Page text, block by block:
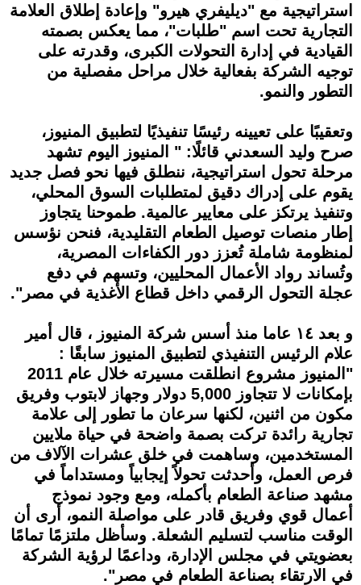
استراتيجية مع "ديليفري هيرو" وإعادة إطلاق العلامة
التجارية تحت اسم "طلبات"، مما يعكس بصمته
القيادية في إدارة التحولات الكبرى، وقدرته على
توجيه الشركة بفعالية خلال مراحل مفصلية من
التطور والنمو.
وتعقيبًا على تعيينه رئيسًا تنفيذيًا لتطبيق المنيوز،
صرح وليد السعدني قائلًا: " المنيوز اليوم تشهد
مرحلة تحول استراتيجية، ننطلق فيها نحو فصل جديد
يقوم على إدراك دقيق لمتطلبات السوق المحلي،
وتنفيذ يرتكز على معايير عالمية. طموحنا يتجاوز
إطار منصات توصيل الطعام التقليدية، فنحن نؤسس
لمنظومة شاملة تُعزز دور الكفاءات المصرية،
وتُساند رواد الأعمال المحليين، وتسهم في دفع
عجلة التحول الرقمي داخل قطاع الأغذية في مصر".
و بعد ١٤ عاما منذ أسس شركة المنيوز ، قال أمير
علام الرئيس التنفيذي لتطبيق المنيوز سابقًا :
"المنيوز مشروع انطلقت مسيرته خلال عام 2011
بإمكانات لا تتجاوز 5,000 دولار وجهاز لابتوب وفريق
مكون من اثنين، لكنها سرعان ما تطور إلى علامة
تجارية رائدة تركت بصمة واضحة في حياة ملايين
المستخدمين، وساهمت في خلق عشرات الآلاف من
فرص العمل، وأحدثت تحولاً إيجابياً ومستداماً في
مشهد صناعة الطعام بأكمله، ومع وجود نموذج
أعمال قوي وفريق قادر على مواصلة النمو، أرى أن
الوقت مناسب لتسليم الشعلة. وسأظل ملتزمًا تمامًا
بعضويتي في مجلس الإدارة، وداعمًا لرؤية الشركة
في الارتقاء بصناعة الطعام في مصر".